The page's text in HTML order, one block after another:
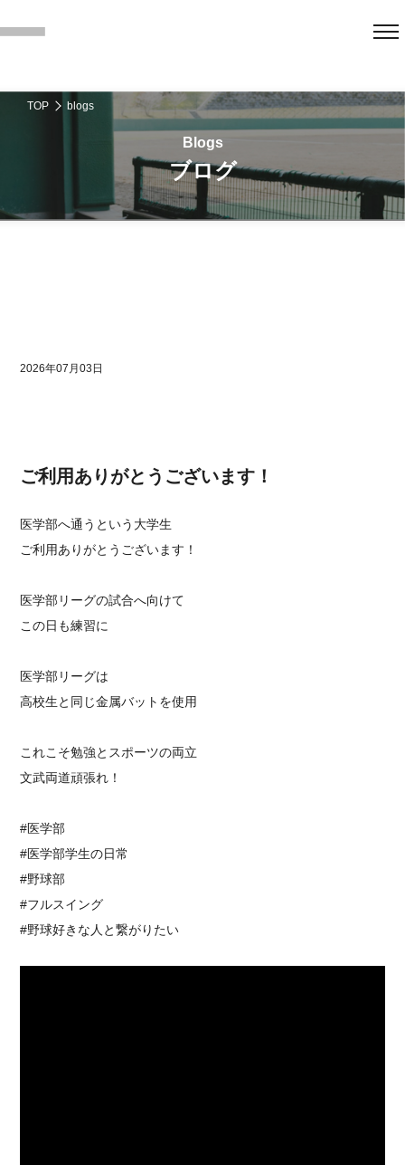
TOP blogs
ブログ
2026年07月03日
ご利用ありがとうございます！
医学部へ通うという大学生
ご利用ありがとうございます！
医学部リーグの試合へ向けて
この日も練習に
医学部リーグは
高校生と同じ金属バットを使用
これこそ勉強とスポーツの両立
文武両道頑張れ！
#医学部
#医学部学生の日常
#野球部
#フルスイング
#野球好きな人と繋がりたい